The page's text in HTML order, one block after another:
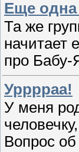
Еще одна
Та же
начитает
про Бабу-
Урррраа!
У меня
Вопрос